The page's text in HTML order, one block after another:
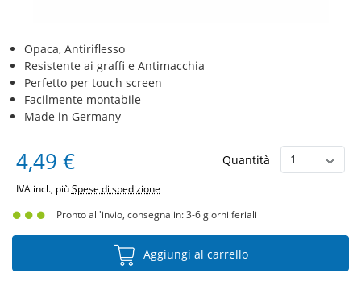
Opaca, Antiriflesso
Resistente ai graffi e Antimacchia
Perfetto per touch screen
Facilmente montabile
Made in Germany
4,49 € Quantità
IVA incl., piùSpese di spedizione
Pronto all'invio, consegna in: 3-6 giorni feriali
Aggiungi al carrello